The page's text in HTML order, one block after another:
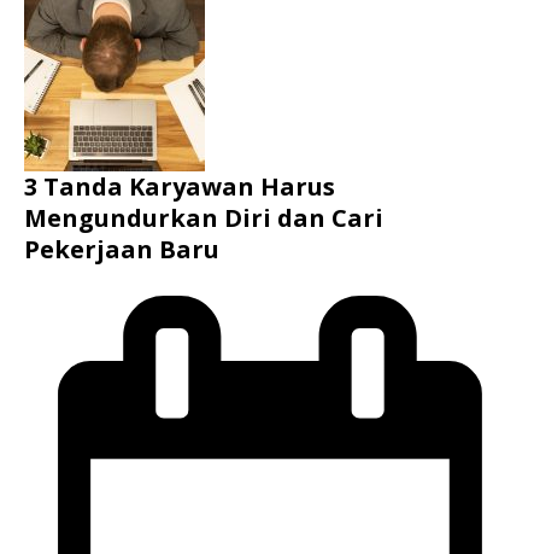
3 Tanda Karyawan Harus
Mengundurkan Diri dan Cari
Pekerjaan Baru